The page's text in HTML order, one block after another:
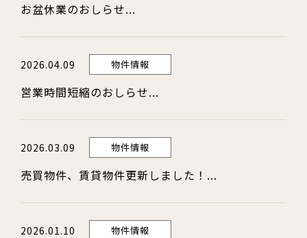
お盆休業のおしらせ...
2026.04.09 物件情報
営業時間短縮のおしらせ...
2026.03.09 物件情報
売買物件、賃貸物件更新しました！...
2026.01.10 物件情報